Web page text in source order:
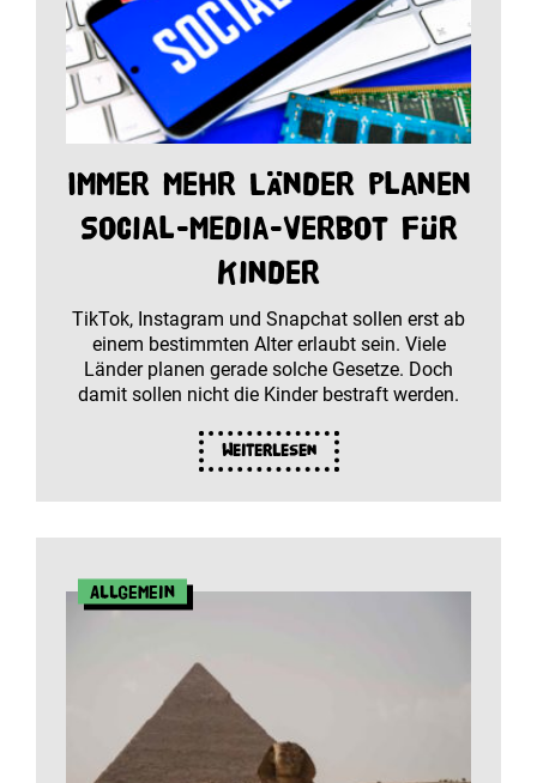
Immer mehr Länder planen
Social-Media-Verbot für
Kinder
TikTok, Instagram und Snapchat sollen erst ab
einem bestimmten Alter erlaubt sein. Viele
Länder planen gerade solche Gesetze. Doch
damit sollen nicht die Kinder bestraft werden.
Weiterlesen
Allgemein